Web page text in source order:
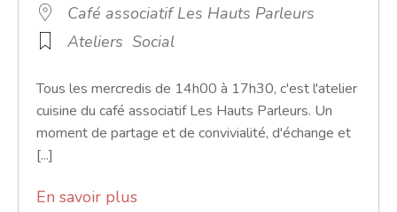
Café associatif Les Hauts Parleurs
Ateliers Social
Tous les mercredis de 14h00 à 17h30, c'est l'atelier
cuisine du café associatif Les Hauts Parleurs. Un
moment de partage et de convivialité, d'échange et
[...]
En savoir plus